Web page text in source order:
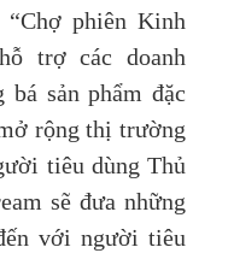
“Chợ phiên Kinh
trợ các doanh
bá sản phẩm đặc
rộng thị trường
tiêu dùng Thủ
sẽ đưa những
với người tiêu